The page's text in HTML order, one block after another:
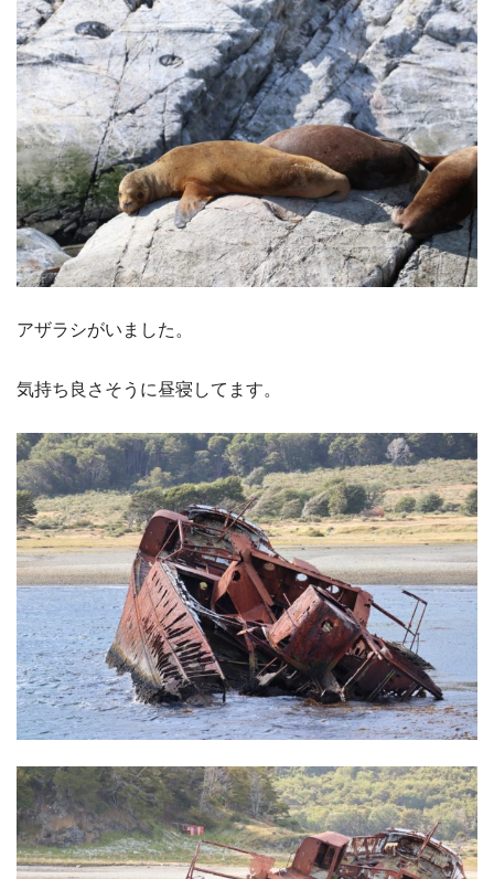
アザラシがいました。
気持ち良さそうに昼寝してます。